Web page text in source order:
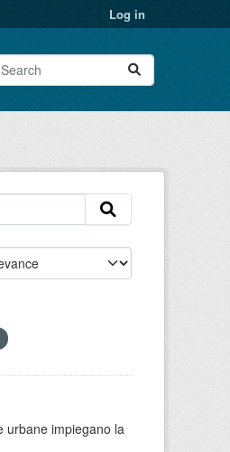
Log in
urbane impiegano la